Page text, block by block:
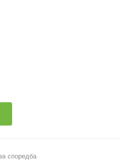
споредба